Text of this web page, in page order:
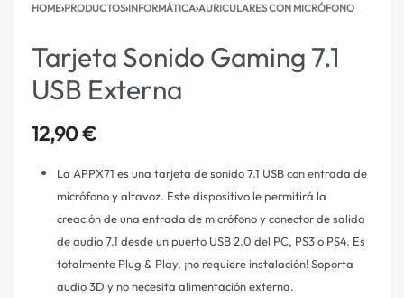
HOME›PRODUCTOS›INFORMÁTICA›AURICULARES CON MICRÓFONO
Tarjeta Sonido Gaming 7.1
USB Externa
12,90€
La APPX71 es una tarjeta de sonido 7.1 USB con entrada de
micrófono y altavoz. Estedispositivo le permitirá la
creación de una entrada de micrófono y conector de salida
deaudio 7.1 desde un puerto USB 2.0 del PC, PS3 o PS4. Es
totalmente Plug & Play, ¡no requiereinstalación! Soporta
audio 3D y no necesita alimentación externa.